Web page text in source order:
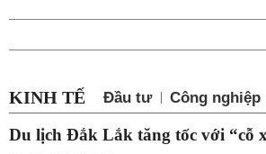
KINH TẾ Đầu tư Công nghiệp
Du lịch Đắk Lắk tăng tốc với “cỗ